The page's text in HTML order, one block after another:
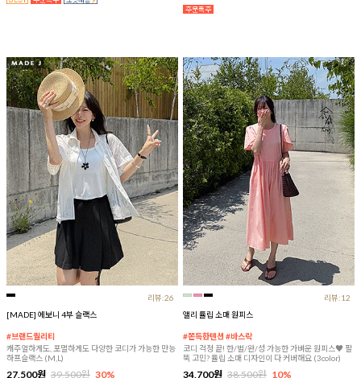
리뷰:26
[MADE] 에보니 4부 슬랙스
#브랜드퀄리티
캐주얼하게도, 포멀하게도 다양한 코디가 가능한 만능
하프슬랙스 (M,L)
27,500원 39,500원 30%
리뷰:12
앨리 튤립 소매 원피스
#쫀득한텐션 #바스락
코디 걱정 끝! 한/벌/완/성 가능한 가벼운 원피스♥ 팔
뚝 고민? 튤립 소매 디자인이 다 커버해요 (3color)
34,700원 38,500원 10%